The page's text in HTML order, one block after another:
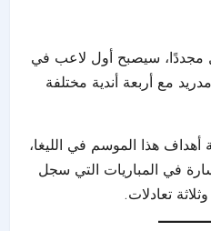
مجددًا، سيصبح أول لاعب في
مدريد مع أربعة أندية مختلفة
هذا الموسم في الليغا،
في المباريات التي سجل
تعادلات.